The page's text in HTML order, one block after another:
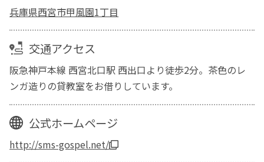
兵庫県西宮市甲風園1丁目
交通アクセス
阪急神戸本線 西宮北口駅 西出口より徒歩2分。茶色のレ
ンガ造りの貸教室をお借りしています。
公式ホームページ
http://sms-gospel.net/